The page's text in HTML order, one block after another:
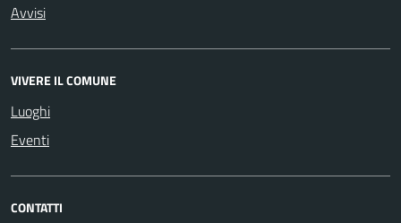
Avvisi
VIVERE IL COMUNE
Luoghi
Eventi
CONTATTI